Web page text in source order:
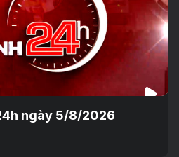
ngày 5/8/2026